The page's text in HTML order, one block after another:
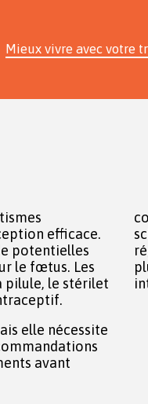
Mieux vivre avec votre
efficace.
potentielles
le fœtus. Les
pilule, le stérilet
elle nécessite
avant